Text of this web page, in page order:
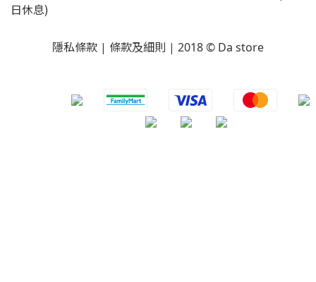
日休息)
隱私條款 | 條款及細則 | 2018 © Da store